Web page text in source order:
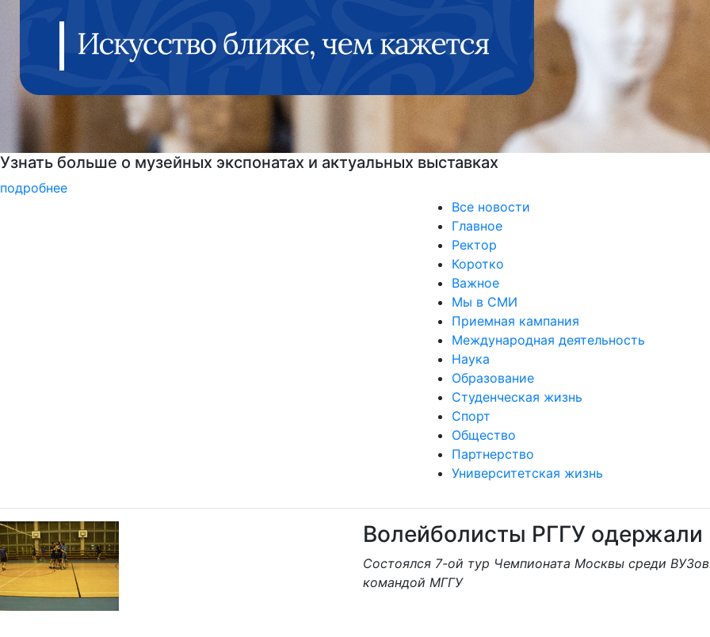
Узнайте все о поступлении!
подробнее
Все новости
Главное
Ректор
Коротко
Важное
Мы в СМИ
Приемная кампания
Международная деятельность
Наука
Образование
Студенческая жизнь
Спорт
Общество
Партнерство
Университетская жизнь
Волейболисты РГГУ одержали
Состоялся 7-ой тур Чемпионата Москвы среди
командой МГГУ